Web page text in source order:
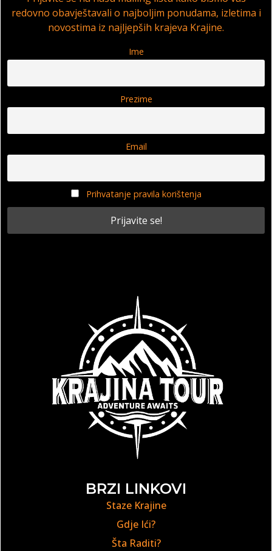
redovno obavještavali o najboljim ponudama, izletima i
novostima iz najljepših krajeva Krajine.
Ime
Prezime
Email
Prihvatanje pravila korištenja
BRZI LINKOVI
Staze Krajine
Gdje Ići?
Šta Raditi?